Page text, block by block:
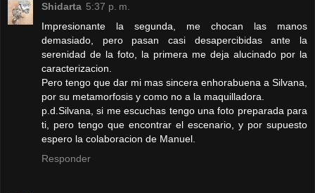
Shidarta 5:37 p. m.
Impresionante la segunda, me chocan las manos
demasiado, pero pasan casi desapercibidas ante la
serenidad de la foto, la primera me deja alucinado por la
caracterizacion.
Pero tengo que dar mi mas sincera enhorabuena a Silvana,
por su metamorfosis y como no a la maquilladora.
p.d.Silvana, si me escuchas tengo una foto preparada para
ti, pero tengo que encontrar el escenario, y por supuesto
espero la colaboracion de Manuel.
Responder